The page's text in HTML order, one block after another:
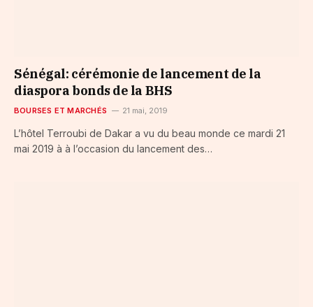
Sénégal: cérémonie de lancement de la
diaspora bonds de la BHS
BOURSES ET MARCHÉS 21 mai, 2019
L’hôtel Terroubi de Dakar a vu du beau monde ce mardi 21
mai 2019 à à l’occasion du lancement des…